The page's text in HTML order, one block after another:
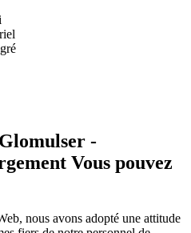
-
Vous pouvez
nous avons adopté une attitude